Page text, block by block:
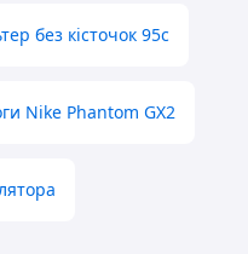
без кісточок 95с
Nike Phantom GX2